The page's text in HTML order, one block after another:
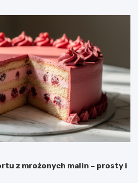
z mrożonych malin – prosty i